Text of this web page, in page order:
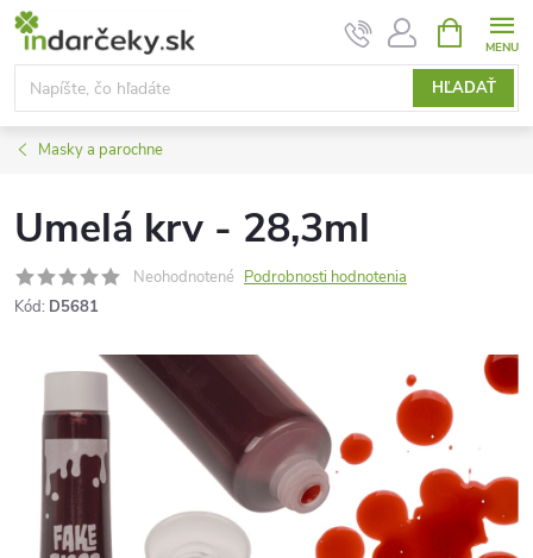
Prejsť
obsah
HĽADAŤ
KOŠÍK
Masky a parochne
Umelá krv - 28,3ml
Neohodnotené Podrobnosti hodnotenia
Kód: D5681